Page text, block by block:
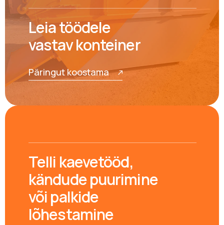
Leia töödele
vastav konteiner
Päringut koostama
Telli kaevetööd,
kändude puurimine
või palkide
lõhestamine